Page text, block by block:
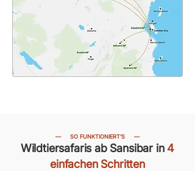
— SO FUNKTIONIERT’S —
Wildtiersafaris ab Sansibar in 4
einfachen Schritten